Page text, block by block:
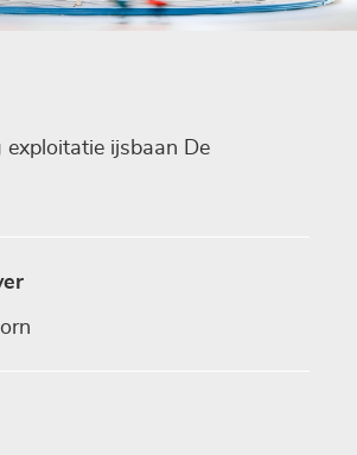
exploitatie ijsbaan De